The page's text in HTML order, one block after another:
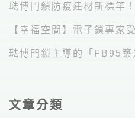
琺博門鎖防疫建材新標竿
【幸福空間】電子鎖專家
琺博門鎖主導的「FB95
文章分類